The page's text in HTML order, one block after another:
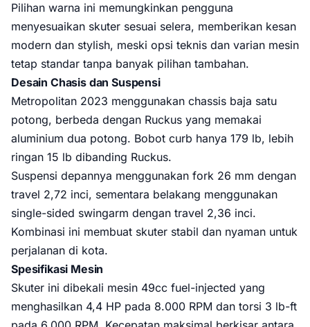
Pilihan warna ini memungkinkan pengguna
menyesuaikan skuter sesuai selera, memberikan kesan
modern dan stylish, meski opsi teknis dan varian mesin
tetap standar tanpa banyak pilihan tambahan.
Desain Chasis dan Suspensi
Metropolitan 2023 menggunakan chassis baja satu
potong, berbeda dengan Ruckus yang memakai
aluminium dua potong. Bobot curb hanya 179 lb, lebih
ringan 15 lb dibanding Ruckus.
Suspensi depannya menggunakan fork 26 mm dengan
travel 2,72 inci, sementara belakang menggunakan
single-sided swingarm dengan travel 2,36 inci.
Kombinasi ini membuat skuter stabil dan nyaman untuk
perjalanan di kota.
Spesifikasi Mesin
Skuter ini dibekali mesin 49cc fuel-injected yang
menghasilkan 4,4 HP pada 8.000 RPM dan torsi 3 lb-ft